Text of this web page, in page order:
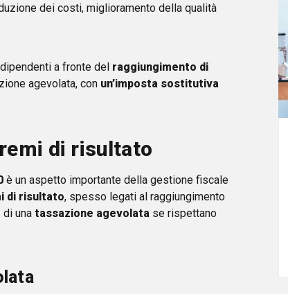
dei costi, miglioramento della qualità
a fronte del raggiungimento di
agevolata, con un’imposta sostitutiva
di risultato
è un aspetto importante della gestione fiscale
di risultato, spesso legati al raggiungimento
una tassazione agevolata se rispettano